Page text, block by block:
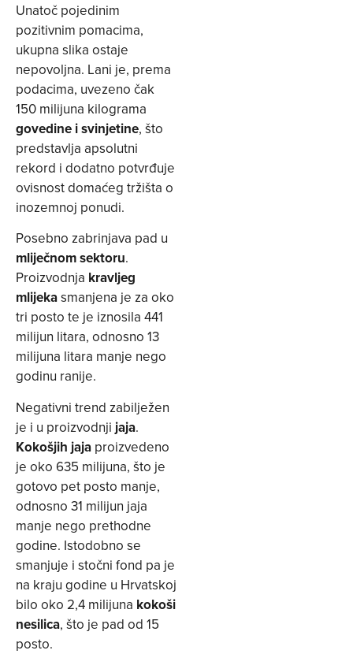
Unatoč pojedinim
pozitivnim pomacima,
ukupna slika ostaje
nepovoljna. Lani je, prema
podacima, uvezeno čak
150 milijuna kilograma
govedine i svinjetine, što
predstavlja apsolutni
rekord i dodatno potvrđuje
ovisnost domaćeg tržišta o
inozemnoj ponudi.
Posebno zabrinjava pad u
mliječnom sektoru.
Proizvodnja kravljeg
mlijekasmanjena je za oko
tri posto te je iznosila 441
milijun litara, odnosno 13
milijuna litara manje nego
godinu ranije.
Negativni trend zabilježen
je i u proizvodnji jaja.
Kokošjih jaja proizvedeno
je oko 635 milijuna, što je
gotovo pet posto manje,
odnosno 31 milijun jaja
manje nego prethodne
godine. Istodobno se
smanjuje i stočni fond pa je
na kraju godine u Hrvatskoj
bilo oko 2,4 milijuna kokoši
nesilica, što je pad od 15
posto.